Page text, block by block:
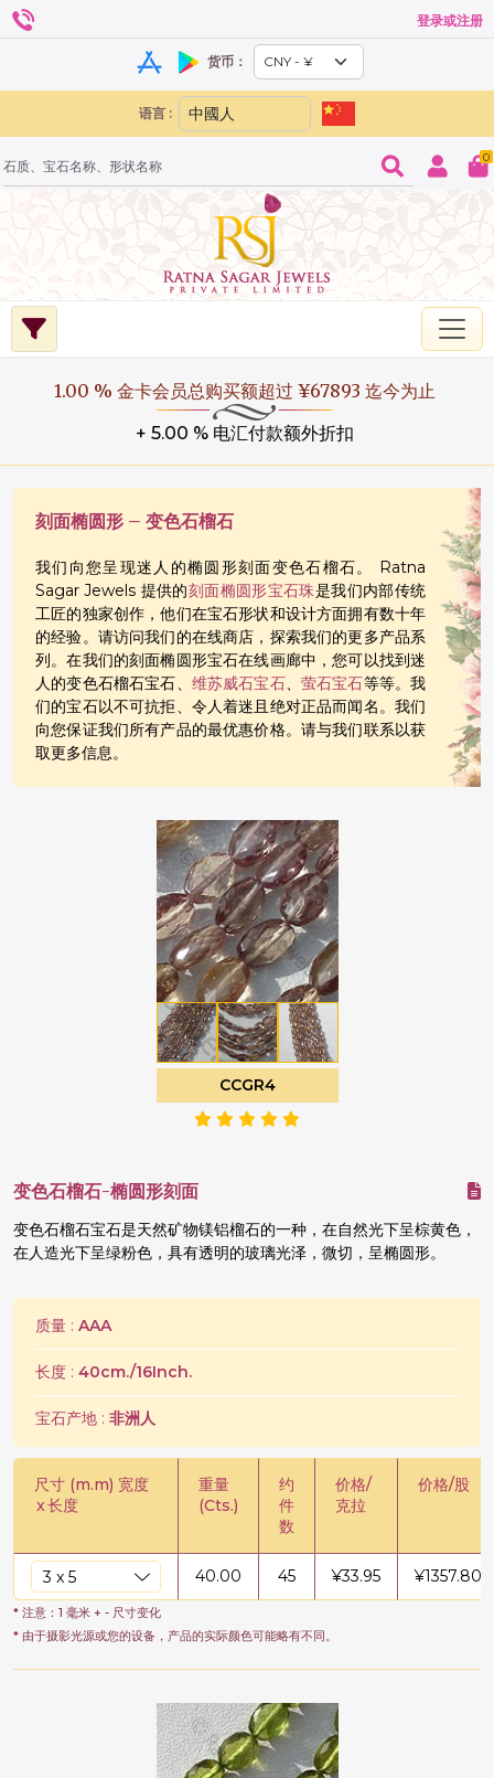
登录或注册
货币：
语言 :
0
1.00 % 金卡会员总购买额超过 ¥67893 迄今为止
+ 5.00 % 电汇付款额外折扣
刻面椭圆形 – 变色石榴石
我们向您呈现迷人的椭圆形刻面变色石榴石。 Ratna
Sagar Jewels 提供的刻面椭圆形宝石珠是我们内部传统
工匠的独家创作，他们在宝石形状和设计方面拥有数十年
的经验。请访问我们的在线商店，探索我们的更多产品系
列。在我们的刻面椭圆形宝石在线画廊中，您可以找到迷
人的变色石榴石宝石、 维苏威石宝石、 萤石宝石等等。我
们的宝石以不可抗拒、令人着迷且绝对正品而闻名。我们
向您保证我们所有产品的最优惠价格。请与我们联系以获
取更多信息。
CCGR4
变色石榴石-椭圆形刻面
变色石榴石宝石是天然矿物镁铝榴石的一种，在自然光下呈棕黄色，
在人造光下呈绿粉色，具有透明的玻璃光泽，微切，呈椭圆形。
质量 : AAA
长度 : 40cm./16Inch.
宝石产地 : 非洲人
尺寸 (m.m) 宽度
x长度
重量
(Cts.)
约
件
数
价格/
克拉
价格/股
40.00 45 ¥33.95 ¥1357.80
* 注意：1 毫米 + - 尺寸变化
* 由于摄影光源或您的设备，产品的实际颜色可能略有不同。